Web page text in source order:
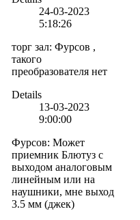
24-03-2023
5:18:26
торг зал: Фурсов ,
такого
преобразователя нет
Details
13-03-2023
9:00:00
Фурсов: Может
приемник Блютуз с
выходом аналоговым
линейным или на
наушники, мне выход
3.5 мм (джек)